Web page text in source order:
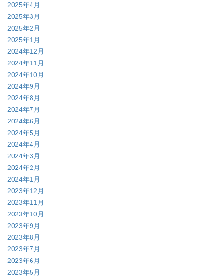
2025年4月
2025年3月
2025年2月
2025年1月
2024年12月
2024年11月
2024年10月
2024年9月
2024年8月
2024年7月
2024年6月
2024年5月
2024年4月
2024年3月
2024年2月
2024年1月
2023年12月
2023年11月
2023年10月
2023年9月
2023年8月
2023年7月
2023年6月
2023年5月